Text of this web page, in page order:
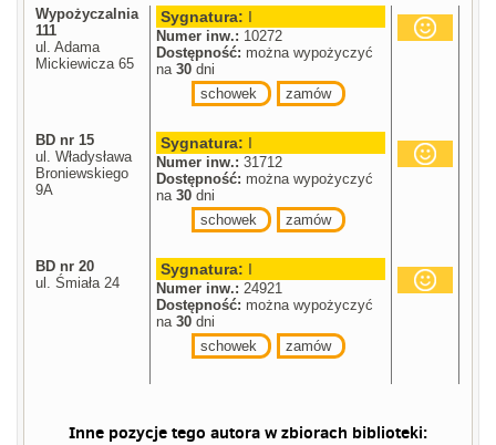
Wypożyczalnia
111
ul. Adama
Mickiewicza 65
Sygnatura: I
Numer inw.: 10272
Dostępność: można wypożyczyć
na30 dni
schowek
zamów
BD nr 15
ul. Władysława
Broniewskiego
9A
Sygnatura: I
Numer inw.: 31712
Dostępność: można wypożyczyć
na30 dni
schowek
zamów
BD nr 20
ul. Śmiała 24
Sygnatura: I
Numer inw.: 24921
Dostępność: można wypożyczyć
na30 dni
schowek
zamów
Inne pozycje tego autora w zbiorach biblioteki: